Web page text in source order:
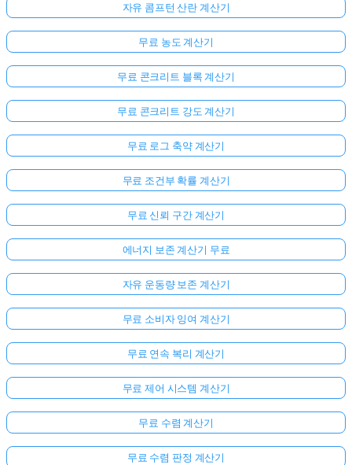
자유 콤프턴 산란 계산기
무료 농도 계산기
무료 콘크리트 블록 계산기
무료 콘크리트 강도 계산기
무료 로그 축약 계산기
무료 조건부 확률 계산기
무료 신뢰 구간 계산기
에너지 보존 계산기 무료
자유 운동량 보존 계산기
무료 소비자 잉여 계산기
무료 연속 복리 계산기
무료 제어 시스템 계산기
무료 수렴 계산기
무료 수렴 판정 계산기